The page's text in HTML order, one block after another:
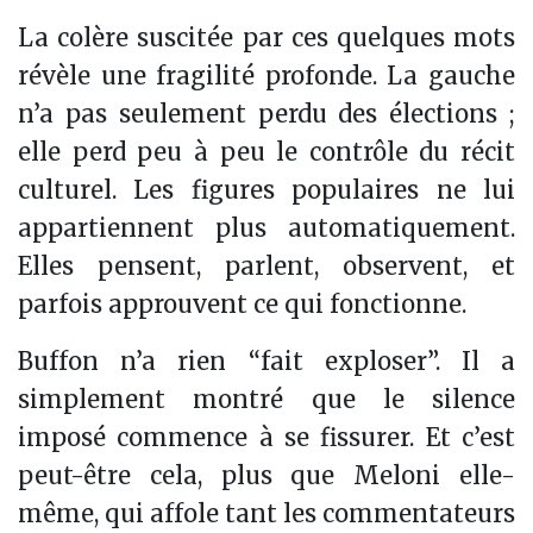
La colère suscitée par ces quelques mots
révèle une fragilité profonde. La gauche
n’a pas seulement perdu des élections ;
elle perd peu à peu le contrôle du récit
culturel. Les figures populaires ne lui
appartiennent plus automatiquement.
Elles pensent, parlent, observent, et
parfois approuvent ce qui fonctionne.
Buffon n’a rien “fait exploser”. Il a
simplement montré que le silence
imposé commence à se fissurer. Et c’est
peut-être cela, plus que Meloni elle-
même, qui affole tant les commentateurs